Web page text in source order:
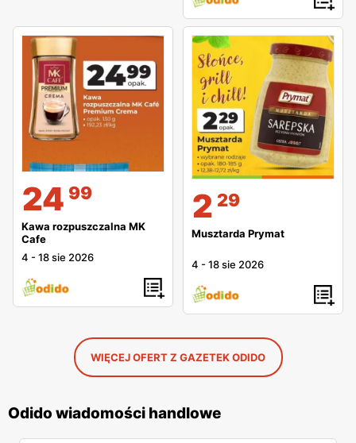
24 99
Kawa rozpuszczalna MK
Cafe
4 -18 sie 2026
2 29
Musztarda Prymat
4 -18 sie 2026
WIĘCEJ OFERT Z GAZETEK ODIDO
Odido wiadomości handlowe